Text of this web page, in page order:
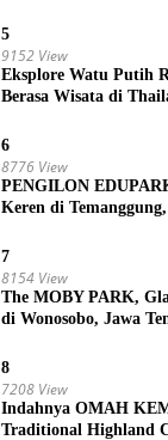
5
9152 View
Eksplore Watu Putih
Berasa Wisata di
6
8776 View
PENGILON
Keren di
7
8154 View
The MOBY PARK,
di Wonosobo, Jawa
8
7208 View
Indahnya OMAH
Traditional Highland